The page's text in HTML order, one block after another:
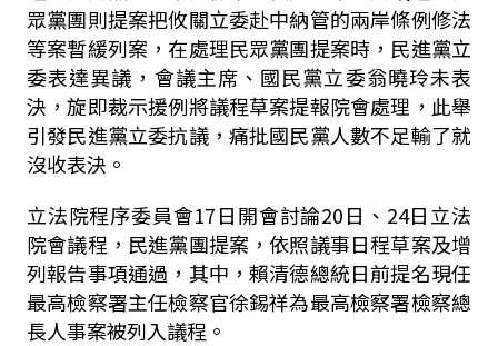
眾黨團則提案把攸關立委赴中納管的兩岸條例修法
等案暫緩列案，在處理民眾黨團提案時，民進黨立
委表達異議，會議主席、國民黨立委翁曉玲未表
決，旋即裁示援例將議程草案提報院會處理，此舉
引發民進黨立委抗議，痛批國民黨人數不足輸了就
沒收表決。
立法院程序委員會17日開會討論20日、24日立法
院會議程，民進黨團提案，依照議事日程草案及增
列報告事項通過，其中，賴清德總統日前提名現任
最高檢察署主任檢察官徐錫祥為最高檢察署檢察總
長人事案被列入議程。